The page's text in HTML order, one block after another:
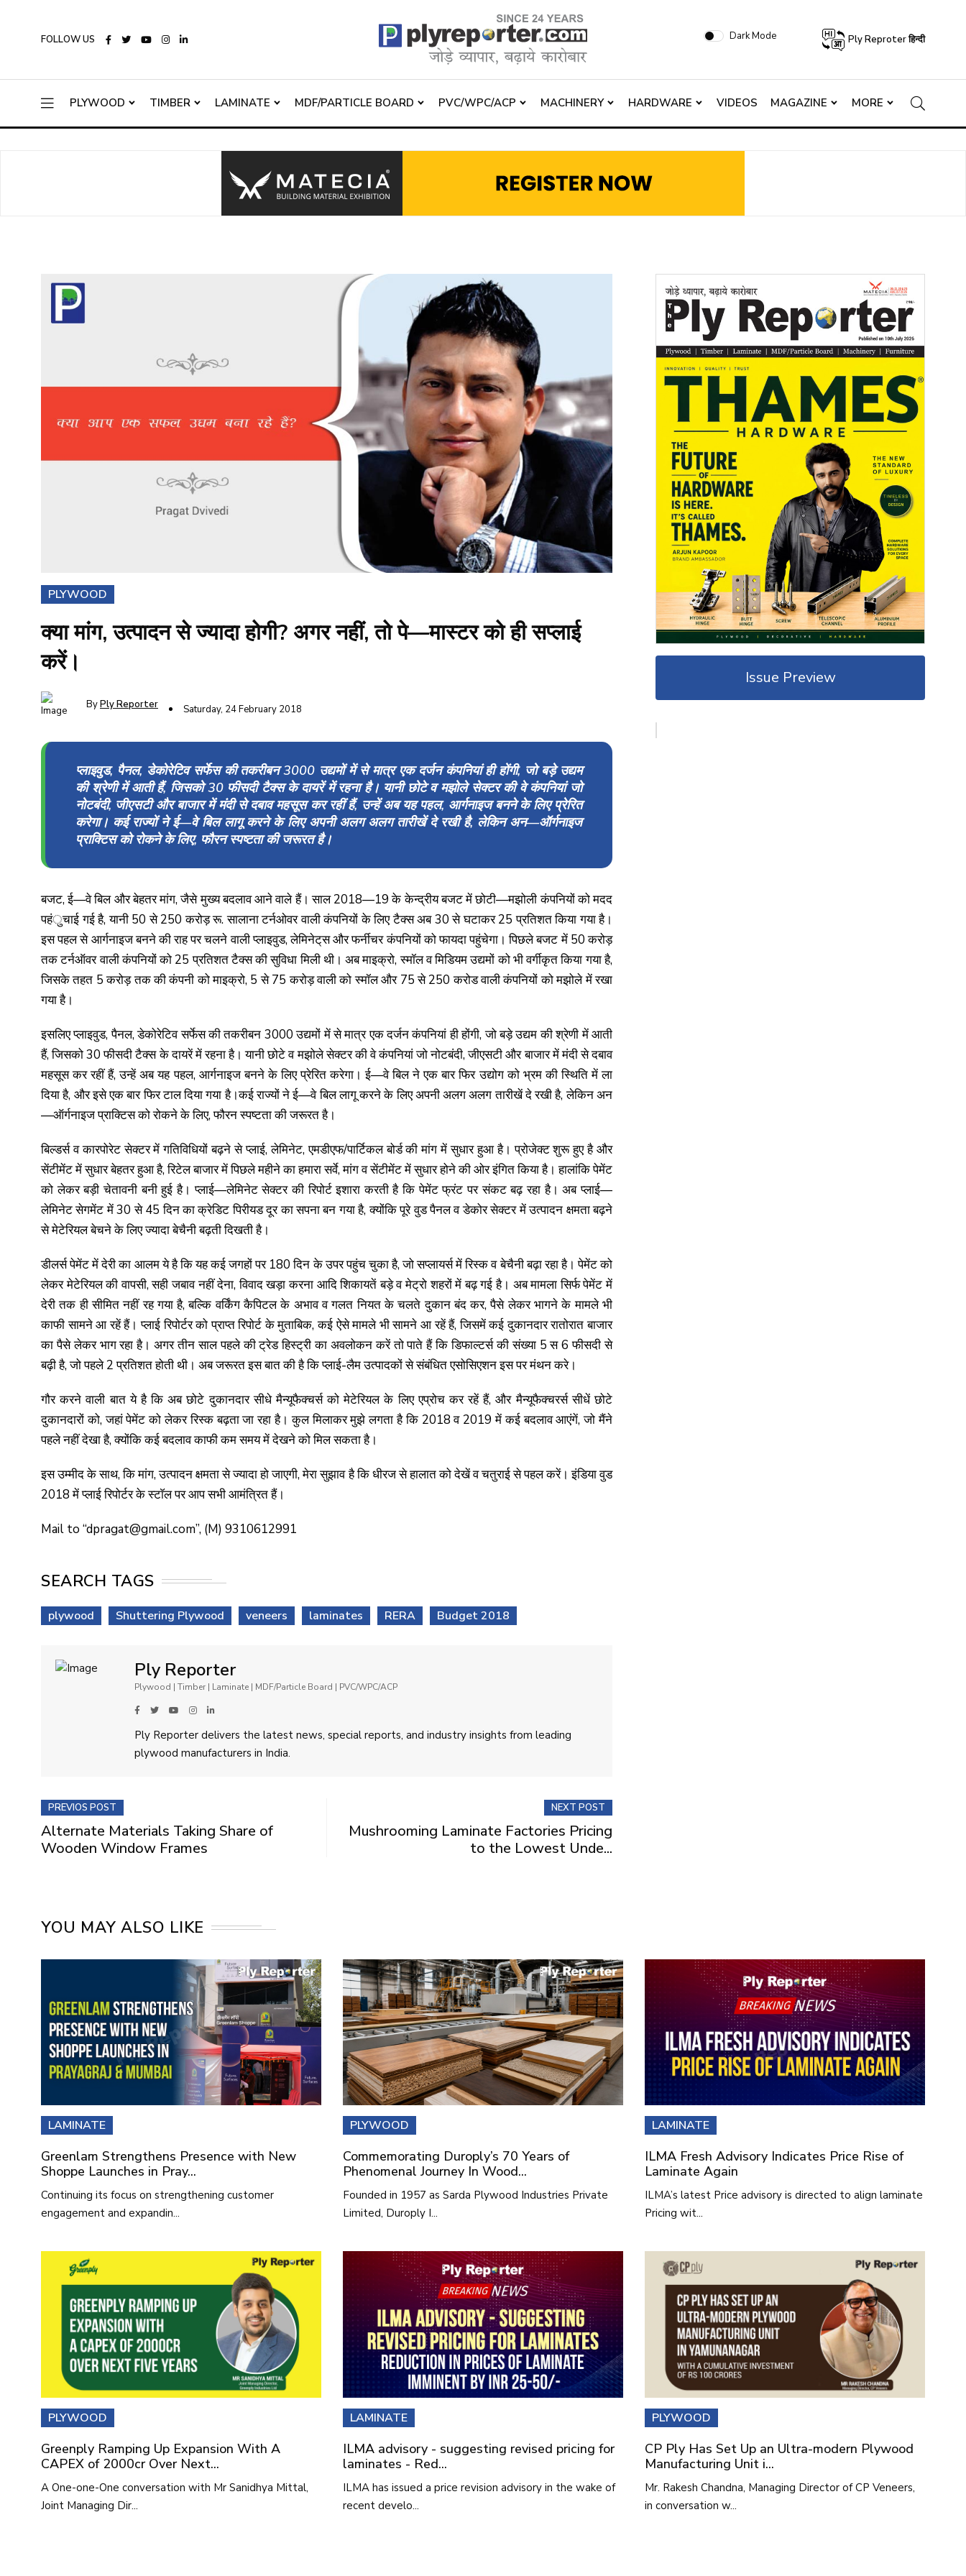
FOLLOW US Dark Mode Ply Reproter हिन्दी
PLYWOOD TIMBER LAMINATE MDF/PARTICLE BOARD PVC/WPC/ACP MACHINERY HARDWARE VIDEOS MAGAZINE MORE
PLYWOOD
क्या मांग, उत्पादन से ज्यादा होगी? अगर नहीं, तो पे—मास्टर को ही सप्लाई
करें।
ByPly Reporter Saturday, 24 February 2018
प्लाइवुड, पैनल, डेकोरेटिव सर्फेस की तकरीबन 3000 उद्यमों में से मात्र एक दर्जन कंपनियां ही होंगी, जो बड़े उद्यम
की श्रेणी में आती हैं, जिसको 30 फीसदी टैक्स के दायरें में रहना है। यानी छोटे व मझोले सेक्टर की वे कंपनियां जो
नोटबंदी, जीएसटी और बाजार में मंदी से दबाव महसूस कर रहीं हैं, उन्हें अब यह पहल, आर्गनाइज बनने के लिए प्रेरित
करेगा। कई राज्यों ने ई—वे बिल लागू करने के लिए अपनी अलग अलग तारीखें दे रखी है, लेकिन अन—ऑर्गनाइज
प्राक्टिस को रोकने के लिए, फौरन स्पष्टता की जरूरत है।
बजट, ई—वे बिल और बेहतर मांग, जैसे मुख्य बदलाव आने वाले हैं। साल 2018—19 के केन्द्रीय बजट में छोटी—मझोली कंपनियों को मदद
पहंुचाई गई है, यानी 50 से 250 करोड़ रू. सालाना टर्नओवर वाली कंपनियों के लिए टैक्स अब 30 से घटाकर 25 प्रतिशत किया गया है।
इस पहल से आर्गनाइज बनने की राह पर चलने वाली प्लाइवुड, लेमिनेट्‌स और फर्नीचर कंपनियों को फायदा पहुंचेगा। पिछले बजट में 50 करोड़
तक टर्नऑवर वाली कंपनियों को 25 प्रतिशत टैक्स की सुविधा मिली थी। अब माइक्रो, स्मॉल व मिडियम उद्यमों को भी वर्गीकृत किया गया है,
जिसके तहत 5 करोड़ तक की कंपनी को माइक्रो, 5 से 75 करोड़ वाली को स्मॉल और 75 से 250 करोड वाली कंपनियों को मझोले में रखा
गया है।
इसलिए प्लाइवुड, पैनल, डेकोरेटिव सर्फेस की तकरीबन 3000 उद्यमों में से मात्र एक दर्जन कंपनियां ही होंगी, जो बड़े उद्यम की श्रेणी में आती
हैं, जिसको 30 फीसदी टैक्स के दायरें में रहना है। यानी छोटे व मझोले सेक्टर की वे कंपनियां जो नोटबंदी, जीएसटी और बाजार में मंदी से दबाव
महसूस कर रहीं हैं, उन्हें अब यह पहल, आर्गनाइज बनने के लिए प्रेरित करेगा। ई—वे बिल ने एक बार फिर उद्योग को भ्रम की स्थिति में ला
दिया है, और इसे एक बार फिर टाल दिया गया है।कई राज्यों ने ई—वे बिल लागू करने के लिए अपनी अलग अलग तारीखें दे रखी है, लेकिन अन
—ऑर्गनाइज प्राक्टिस को रोकने के लिए, फौरन स्पष्टता की जरूरत है।
बिल्डर्स व कारपोरेट सेक्टर में गतिविधियों बढ़ने से प्लाई, लेमिनेट, एमडीएफ/पार्टिकल बोर्ड की मांग में सुधार हुआ है। प्रोजेक्ट शुरू हुए है और
सेंटीमेंट में सुधार बेहतर हुआ है, रिटेल बाजार में पिछले महीने का हमारा सर्वे, मांग व सेंटीमेंट में सुधार होने की ओर इंगित किया है। हालांकि पेमेंट
को लेकर बड़ी चेतावनी बनी हुई है। प्लाई—लेमिनेट सेक्टर की रिपोर्ट इशारा करती है कि पेमेंट फ्रंट पर संकट बढ़ रहा है। अब प्लाई—
लेमिनेट सेगमेंट में 30 से 45 दिन का क्रेडिट पिरीयड दूर का सपना बन गया है, क्योंकि पूरे वुड पैनल व डेकोर सेक्टर में उत्पादन क्षमता बढ़ने
से मेटेरियल बेचने के लिए ज्यादा बेचैनी बढ़ती दिखती है।
डीलर्स पेमेंट में देरी का आलम ये है कि यह कई जगहों पर 180 दिन के उपर पहुंच चुका है, जो सप्लायर्स में रिस्क व बेचैनी बढ़ा रहा है। पेमेंट को
लेकर मेटेरियल की वापसी, सही जबाव नहीं देना, विवाद खड़ा करना आदि शिकायतें बड़े व मेट्रो शहरों में बढ़ गई है। अब मामला सिर्फ पेमेंट में
देरी तक ही सीमित नहीं रह गया है, बल्कि वर्किंग कैपिटल के अभाव व गलत नियत के चलते दुकान बंद कर, पैसे लेकर भागने के मामले भी
काफी सामने आ रहें हैं। प्लाई रिपोर्टर को प्राप्त रिपोर्ट के मुताबिक, कई ऐसे मामले भी सामने आ रहें हैं, जिसमें कई दुकानदार रातोरात बाजार
का पैसे लेकर भाग रहा है। अगर तीन साल पहले की ट्रेड हिस्ट्री का अवलोकन करें तो पाते हैं कि डिफाल्टर्स की संख्या 5 स 6 फीसदी से
बढ़ी है, जो पहले 2 प्रतिशत होती थी। अब जरूरत इस बात की है कि प्लाई-लैम उत्पादकों से संबंधित एसोसिएशन इस पर मंथन करे।
गौर करने वाली बात ये है कि अब छोटे दुकानदार सीधे मैन्यूफैक्चर्स को मेटेरियल के लिए एप्रोच कर रहें हैं, और मैन्यूफैक्चरर्स सीधें छोटे
दुकानदारों को, जहां पेमेंट को लेकर रिस्क बढ़ता जा रहा है। कुल मिलाकर मुझे लगता है कि 2018 व 2019 में कई बदलाव आएंगें, जो मैंने
पहले नहीं देखा है, क्योंकि कई बदलाव काफी कम समय में देखने को मिल सकता है।
इस उम्मीद के साथ, कि मांग, उत्पादन क्षमता से ज्यादा हो जाएगी, मेरा सुझाव है कि धीरज से हालात को देखें व चतुराई से पहल करें। इंडिया वुड
2018 में प्लाई रिपोर्टर के स्टाॅल पर आप सभी आमंत्रित हैं।
Mail to “dpragat@gmail.com”, (M) 9310612991
SEARCH TAGS
plywood Shuttering Plywood veneers laminates RERA Budget 2018
Ply Reporter
Plywood | Timber | Laminate | MDF/Particle Board | PVC/WPC/ACP
Ply Reporter delivers the latest news, special reports, and industry insights from leading
plywood manufacturers in India.
PREVIOS POST
Alternate Materials Taking Share of
Wooden Window Frames
NEXT POST
Mushrooming Laminate Factories Pricing
to the Lowest Unde...
Issue Preview
YOU MAY ALSO LIKE
LAMINATE
Greenlam Strengthens Presence with New
Shoppe Launches in Pray...
Continuing its focus on strengthening customer
engagement and expandin...
PLYWOOD
Commemorating Duroply’s 70 Years of
Phenomenal Journey In Wood...
Founded in 1957 as Sarda Plywood Industries Private
Limited, Duroply I...
LAMINATE
ILMA Fresh Advisory Indicates Price Rise of
Laminate Again
ILMA’s latest Price advisory is directed to align laminate
Pricing wit...
PLYWOOD
Greenply Ramping Up Expansion With A
CAPEX of 2000cr Over Next...
A One-one-One conversation with Mr Sanidhya Mittal,
Joint Managing Dir...
LAMINATE
ILMA advisory - suggesting revised pricing for
laminates - Red...
ILMA has issued a price revision advisory in the wake of
recent develo...
PLYWOOD
CP Ply Has Set Up an Ultra-modern Plywood
Manufacturing Unit i...
Mr. Rakesh Chandna, Managing Director of CP Veneers,
in conversation w...